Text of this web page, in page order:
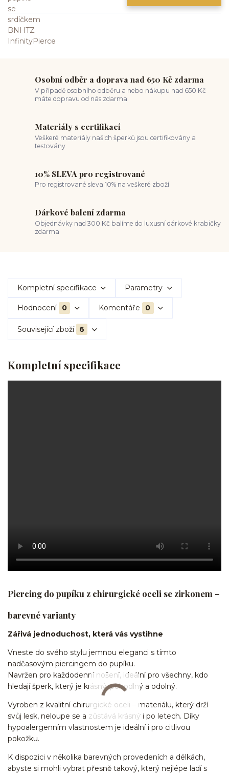
Osobní odběr a doprava nad 650 Kč zdarma
V případě osobního odběru a nebo nákupu nad 650 Kč
máte dopravu od nás zdarma
Materiály s certifikací
Veškeré materiály našich šperků jsou certifikovány a
testovány
10% SLEVA pro registrované
Pro registrované sleva 10% na veškeré zboží
Dárkové balení zdarma
Objednávky nad 300 Kč balíme do luxusní dárkové krabičky
zdarma
Kompletní specifikace Parametry
Hodnocení 0 Komentáře 0
Související zboží 6
Kompletní specifikace
Piercing do pupíku z chirurgické oceli se zirkonem –
barevné varianty
Zářivá jednoduchost, která vás vystihne
Vneste do svého stylu jemnou eleganci s tímto
nadčasovým piercingem do pupíku.
Navržen pro každodenní nošení, ideální pro všechny, kdo
hledají šperk, který je krásný, pohodlný a odolný.
Vyroben z kvalitní chirurgické oceli – materiálu, který drží
svůj lesk, neloupe se a zůstává krásný i po letech. Díky
hypoalergenním vlastnostem je ideální i pro citlivou
pokožku.
K dispozici v několika barevných provedeních a délkách,
abyste si mohli vybrat přesně takový, který nejlépe ladí s